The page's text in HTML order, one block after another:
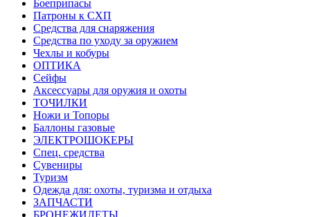
Боеприпасы
Патроны к СХП
Средства для снаряжения
Средства по уходу за оружием
Чехлы и кобуры
ОПТИКА
Сейфы
Аксессуары для оружия и охоты
ТОЧИЛКИ
Ножи и Топоры
Баллоны газовые
ЭЛЕКТРОШОКЕРЫ
Спец. средства
Сувениры
Туризм
Одежда для: охоты, туризма и отдыха
ЗАПЧАСТИ
БРОНЕЖИЛЕТЫ